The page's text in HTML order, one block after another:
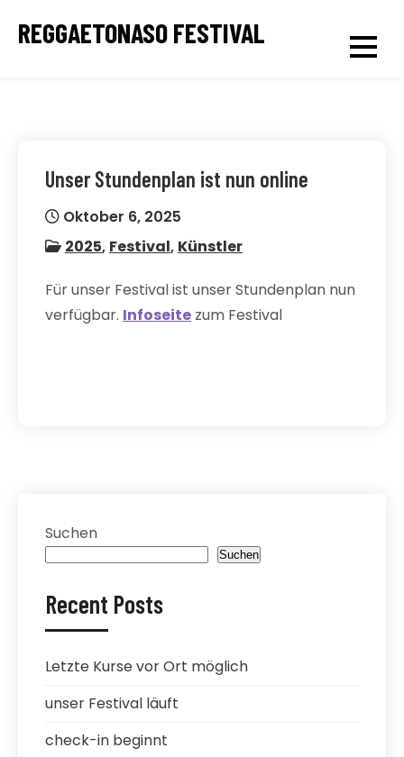
REGGAETONASO FESTIVAL
Unser Stundenplan ist nun online
Oktober 6, 2025
2025, Festival, Künstler
Für unser Festival ist unser Stundenplan nun
verfügbar. Infoseite zum Festival
Suchen
Suchen
Recent Posts
Letzte Kurse vor Ort möglich
unser Festival läuft
check-in beginnt